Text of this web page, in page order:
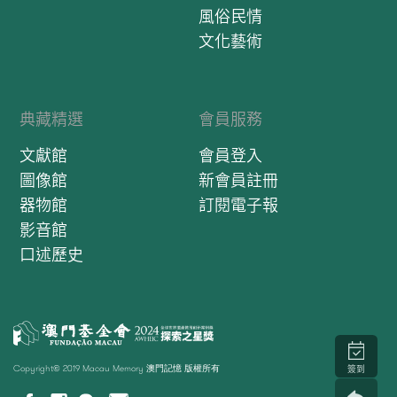
風俗民情
文化藝術
典藏精選
文獻館
圖像館
器物館
影音館
口述歷史
會員服務
會員登入
新會員註冊
訂閱電子報
Copyright© 2019 Macau Memory 澳門記憶 版權所有 簽到